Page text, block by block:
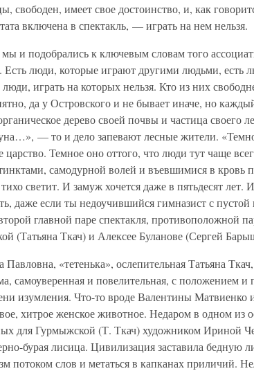
свободен, имеет свое достоинство, и, как
включена в спектакль, — играть на нем нельзя.
и подобрались к ключевым словам того
Есть люди, которые играют другими людьми, есть
люди, играть на которых нельзя. Кто из них
да у Островского и не бывает иначе, но
дерево своей почвы и частица своего
— то и дело запевают лесные жители.
царство. Темное оно оттого, что люди тут чаще
самодурной волей и въевшимися в
светит. И замуж хочется даже в пятьдесят лет.
даже если ты недоучившийся гимназист с
главной паре спектакля, противоположной
(Татьяна Ткач) и Алексее Буланове (Сергей
Павловна, «тетенька», ослепительная Татьяна
самоуверенная и повелительная, с положением и
изумления. Что-то вроде Валентины Матвиенко
хитрое женское животное. Недаром в одном из
для Гурмыжской (Т. Ткач) художником Ириной
бурая лисица. Цивилизация заставила бедную
потоком слов и метаться в капканах приличий.